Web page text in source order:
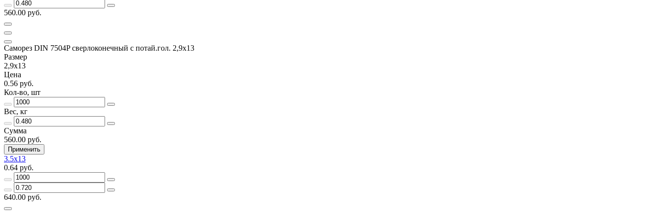
560.00 руб.
Саморез DIN 7504P сверлоконечный с потай.гол. 2,9x13
Размер
2,9x13
Цена
0.56 руб.
Кол-во, шт
Вес, кг
Сумма
560.00 руб.
Применить
3.5x13
0.64 руб.
640.00 руб.